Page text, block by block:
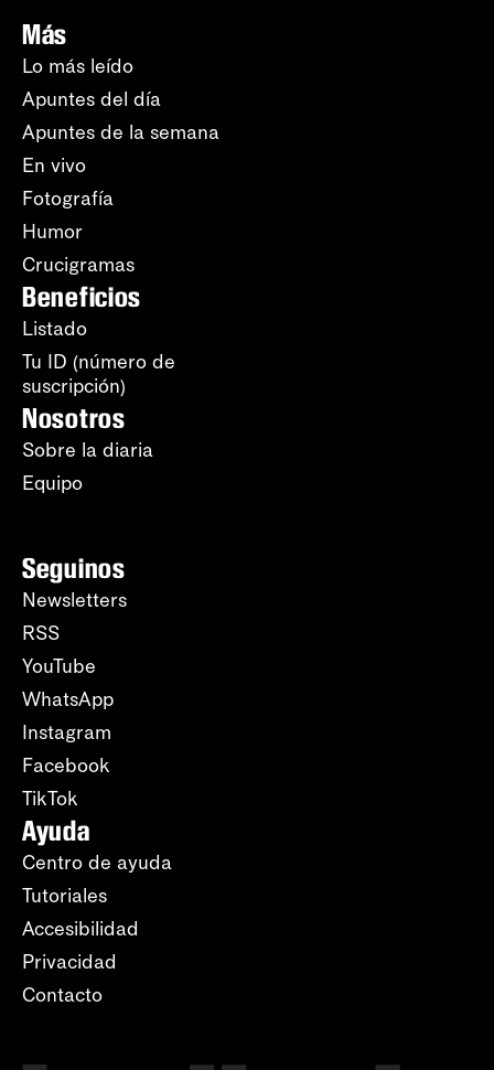
Más
Lo más leído
Apuntes del día
Apuntes de la semana
En vivo
Fotografía
Humor
Crucigramas
Beneficios
Listado
Tu ID (número de
suscripción)
Nosotros
Sobre la diaria
Equipo
Seguinos
Newsletters
RSS
YouTube
WhatsApp
Instagram
Facebook
TikTok
Ayuda
Centro de ayuda
Tutoriales
Accesibilidad
Privacidad
Contacto